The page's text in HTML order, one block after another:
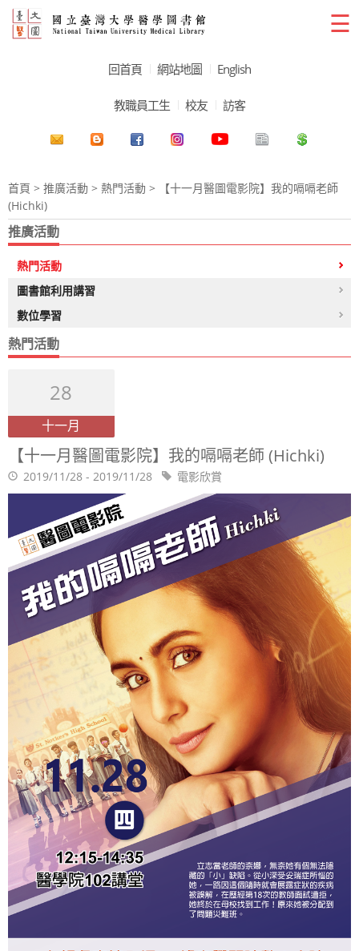
☰
回首頁 網站地圖 English
教職員工生 校友 訪客
首頁 > 推廣活動 > 熱門活動 > 【十一月醫圖電影院】我的嗝嗝老師
(Hichki)
推廣活動
熱門活動
圖書館利用講習
數位學習
熱門活動
28
十一月
【十一月醫圖電影院】我的嗝嗝老師 (Hichki)
2019/11/28 - 2019/11/28 電影欣賞